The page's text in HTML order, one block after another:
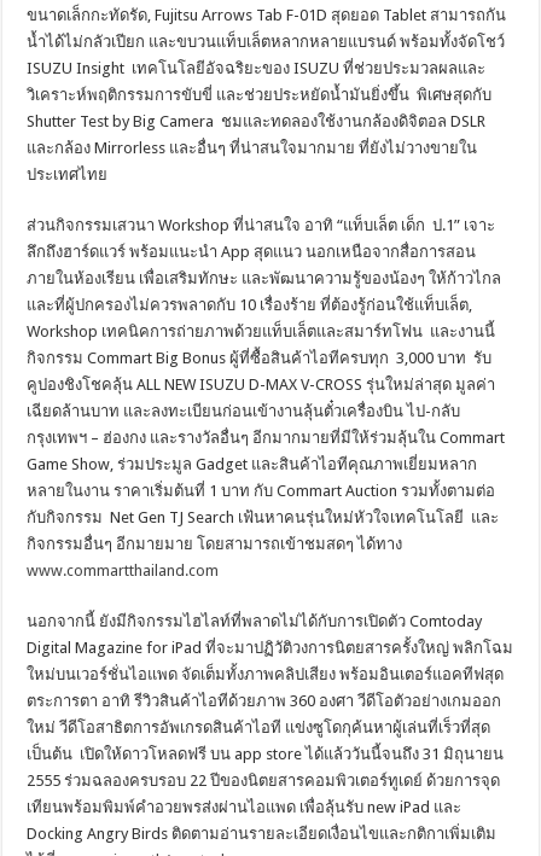
ขนาดเล็กกะทัดรัด, Fujitsu Arrows Tab F-01D สุดยอด Tablet สามารถกัน
น้ำได้ไม่กลัวเปียก และขบวนแท็บเล็ตหลากหลายแบรนด์ พร้อมทั้งจัดโชว์
ISUZU Insight เทคโนโลยีอัจฉริยะของ ISUZU ที่ช่วยประมวลผลและ
วิเคราะห์พฤติกรรมการขับขี่ และช่วยประหยัดน้ำมันยิ่งขึ้น พิเศษสุดกับ
Shutter Test by Big Camera ชมและทดลองใช้งานกล้องดิจิตอล DSLR
และกล้อง Mirrorless และอื่นๆ ที่น่าสนใจมากมาย ที่ยังไม่วางขายใน
ประเทศไทย
ส่วนกิจกรรมเสวนา Workshop ที่น่าสนใจ อาทิ “แท็บเล็ต เด็ก ป.1” เจาะ
ลึกถึงฮาร์ดแวร์ พร้อมแนะนำ App สุดแนว นอกเหนือจากสื่อการสอน
ภายในห้องเรียน เพื่อเสริมทักษะ และพัฒนาความรู้ของน้องๆ ให้ก้าวไกล
และที่ผู้ปกครองไม่ควรพลาดกับ 10 เรื่องร้าย ที่ต้องรู้ก่อนใช้แท็บเล็ต,
Workshop เทคนิคการถ่ายภาพด้วยแท็บเล็ตและสมาร์ทโฟน และงานนี้
กิจกรรม Commart Big Bonus ผู้ที่ซื้อสินค้าไอทีครบทุก 3,000 บาท รับ
คูปองชิงโชคลุ้น ALL NEW ISUZU D-MAX V-CROSS รุ่นใหม่ล่าสุด มูลค่า
เฉียดล้านบาท และลงทะเบียนก่อนเข้างานลุ้นตั๋วเครื่องบิน ไป-กลับ
กรุงเทพฯ – ฮ่องกง และรางวัลอื่นๆ อีกมากมายที่มีให้ร่วมลุ้นใน Commart
Game Show, ร่วมประมูล Gadget และสินค้าไอทีคุณภาพเยี่ยมหลาก
หลายในงาน ราคาเริ่มต้นที่ 1 บาท กับ Commart Auction รวมทั้งตามต่อ
กับกิจกรรม Net Gen TJ Search เฟ้นหาคนรุ่นใหม่หัวใจเทคโนโลยี และ
กิจกรรมอื่นๆ อีกมายมาย โดยสามารถเข้าชมสดๆ ได้ทาง
www.commartthailand.com
นอกจากนี้ ยังมีกิจกรรมไฮไลท์ที่พลาดไม่ได้กับการเปิดตัว Comtoday
Digital Magazine for iPad ที่จะมาปฏิวัติวงการนิตยสารครั้งใหญ่ พลิกโฉม
ใหม่บนเวอร์ชั่นไอแพด จัดเต็มทั้งภาพคลิปเสียง พร้อมอินเตอร์แอคทีฟสุด
ตระการตา อาทิ รีวิวสินค้าไอทีด้วยภาพ 360 องศา วีดีโอตัวอย่างเกมออก
ใหม่ วีดีโอสาธิตการอัพเกรดสินค้าไอที แข่งซูโดกุค้นหาผู้เล่นที่เร็วที่สุด
เป็นต้น เปิดให้ดาวโหลดฟรี บน app store ได้แล้ววันนี้จนถึง 31 มิถุนายน
2555 ร่วมฉลองครบรอบ 22 ปีของนิตยสารคอมพิวเตอร์ทูเดย์ ด้วยการจุด
เทียนพร้อมพิมพ์คำอวยพรส่งผ่านไอแพด เพื่อลุ้นรับ new iPad และ
Docking Angry Birds ติดตามอ่านรายละเอียดเงื่อนไขและกติกาเพิ่มเติม